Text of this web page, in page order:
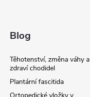
Blog
Těhotenství, změna váhy a
zdraví chodidel
Plantární fascitida